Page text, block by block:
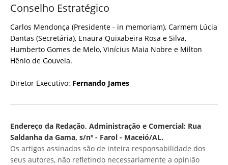
Conselho Estratégico
Carlos Mendonça (Presidente - in memoriam), Carmem Lúcia
Dantas (Secretária), Enaura Quixabeira Rosa e Silva,
Humberto Gomes de Melo, Vinícius Maia Nobre e Milton
Hênio de Gouveia.
Diretor Executivo: Fernando James
Endereço da Redação, Administração e Comercial: Rua
Saldanha da Gama, s/nº - Farol - Maceió/AL.
Os artigos assinados são de inteira responsabilidade dos
seus autores, não refletindo necessariamente a opinião